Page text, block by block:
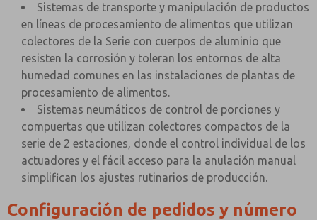
Sistemas de transporte y manipulación de productos
en líneas de procesamiento de alimentos que utilizan
colectores de la Serie con cuerpos de aluminio que
resisten la corrosión y toleran los entornos de alta
humedad comunes en las instalaciones de plantas de
procesamiento de alimentos.
Sistemas neumáticos de control de porciones y
compuertas que utilizan colectores compactos de la
serie de 2 estaciones, donde el control individual de los
actuadores y el fácil acceso para la anulación manual
simplifican los ajustes rutinarios de producción.
Configuración de pedidos y número